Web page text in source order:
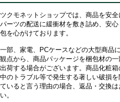
ツクモネットショップでは、商品を安
パーツの配送に緩衝材を敷き詰め、安
包を心がけております。
一部、家電、PCケースなどの大型商品
観点から、商品パッケージを梱包材の
出荷する場合がございます。商品化粧
中のトラブル等で発生する著しい破損
ていると言う理由の場合、返品・交換
い。